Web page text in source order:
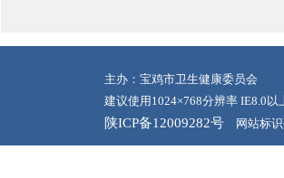
主办：宝鸡市卫生健康委员会
建议使用1024×768分辨率 IE8.0以
陕ICP备12009282号 网站标